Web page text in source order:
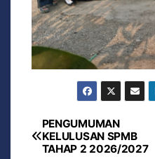
PENGUMUMAN
KELULUSAN SPMB
TAHAP 2 2026/2027